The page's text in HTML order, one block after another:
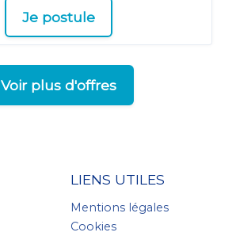
Je postule
Voir plus d'offres
LIENS UTILES
Mentions légales
Cookies